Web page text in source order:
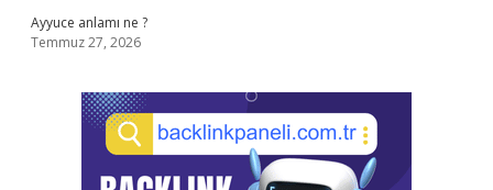
Ayyuce anlamı ne ?
Temmuz 27, 2026